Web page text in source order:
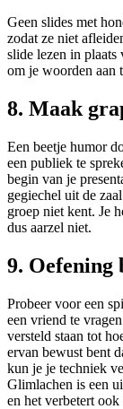
Geen slides met
zodat ze niet
slide lezen in plaats
om je woorden aan
8. Maak
Een beetje humor
een publiek te
begin van je
gegiechel uit de
groep niet kent. Je
dus aarzel niet.
9. Oefening
Probeer voor een
een vriend te
versteld staan tot
ervan bewust bent
kun je je techniek
Glimlachen is een
en het verbetert